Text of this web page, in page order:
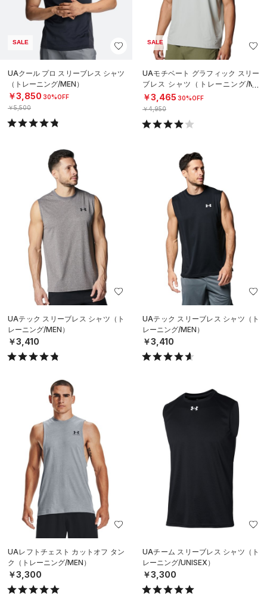
SALE
UAクール プロ スリーブレス シャツ
（トレーニング/MEN）
￥3,850 30%OFF
￥5,500
SALE
UAモチベート グラフィック スリー
ブレス シャツ（トレーニング/ME
N）
￥3,465 30%OFF
￥4,950
UAテック スリーブレス シャツ（ト
レーニング/MEN）
￥3,410
UAテック スリーブレス シャツ（ト
レーニング/MEN）
￥3,410
UAレフトチェスト カットオフ タン
ク（トレーニング/MEN）
￥3,300
UAチーム スリーブレス シャツ（ト
レーニング/UNISEX）
￥3,300